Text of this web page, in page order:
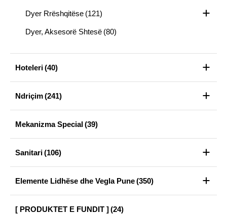
Dyer Rrëshqitëse (121)
Dyer, Aksesorë Shtesë (80)
Hoteleri(40)
Ndriçim(241)
Mekanizma Special(39)
Sanitari(106)
Elemente Lidhëse dhe Vegla Pune(350)
[ PRODUKTET E FUNDIT ](24)